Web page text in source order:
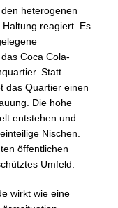
heterogenen
reagiert. Es
Coca Cola-
Statt
das Quartier einen
Die hohe
entstehen und
Nischen.
öffentlichen
Umfeld.
wirkt wie eine